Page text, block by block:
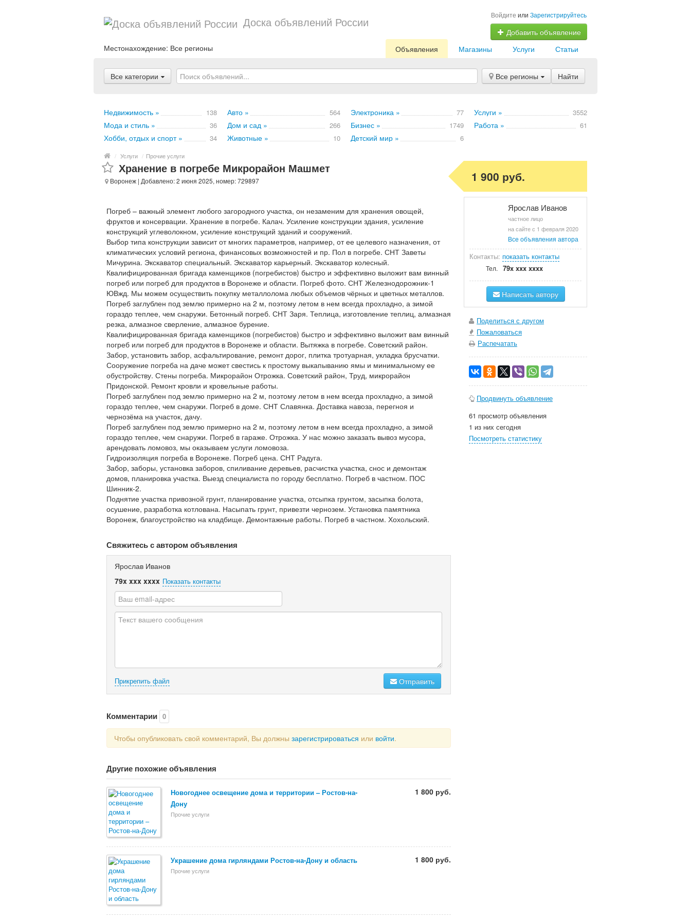
Доска объявлений России Войдите или Зарегистрируйтесь
Добавить объявление
Местонахождение: Все регионы Статьи
Услуги
Магазины
Объявления
Все категории Все регионы Найти
Недвижимость » 138 Авто » 564 Электроника » 77 Услуги » 3552
Мода и стиль » 36 Дом и сад » 266 Бизнес » 1749 Работа » 61
Хобби, отдых и спорт » 34 Животные » 10 Детский мир » 6
/ Услуги / Прочие услуги
Хранение в погребе Микрорайон Машмет
Воронеж | Добавлено: 2 июня 2025, номер: 729897
Погреб – важный элемент любого загородного участка, он незаменим для хранения овощей,
фруктов и консервации. Хранение в погребе. Калач. Усиление конструкции здания, усиление
конструкций углеволокном, усиление конструкций зданий и сооружений.
Выбор типа конструкции зависит от многих параметров, например, от ее целевого назначения, от
климатических условий региона, финансовых возможностей и пр. Пол в погребе. СНТ Заветы
Мичурина. Экскаватор специальный. Экскаватор карьерный. Экскаватор колесный.
Квалифицированная бригада каменщиков (погребистов) быстро и эффективно выложит вам винный
погреб или погреб для продуктов в Воронеже и области. Погреб фото. СНТ Железнодорожник-1
ЮВжд. Мы можем осуществить покупку металлолома любых объемов чёрных и цветных металлов.
Погреб заглублен под землю примерно на 2 м, поэтому летом в нем всегда прохладно, а зимой
гораздо теплее, чем снаружи. Бетонный погреб. СНТ Заря. Теплица, изготовление теплиц, алмазная
резка, алмазное сверление, алмазное бурение.
Квалифицированная бригада каменщиков (погребистов) быстро и эффективно выложит вам винный
погреб или погреб для продуктов в Воронеже и области. Вытяжка в погребе. Советский район.
Забор, установить забор, асфальтирование, ремонт дорог, плитка тротуарная, укладка брусчатки.
Сооружение погреба на даче может свестись к простому выкапыванию ямы и минимальному ее
обустройству. Стены погреба. Микрорайон Отрожка. Советский район, Труд, микрорайон
Придонской. Ремонт кровли и кровельные работы.
Погреб заглублен под землю примерно на 2 м, поэтому летом в нем всегда прохладно, а зимой
гораздо теплее, чем снаружи. Погреб в доме. СНТ Славянка. Доставка навоза, перегноя и
чернозёма на участок, дачу.
Погреб заглублен под землю примерно на 2 м, поэтому летом в нем всегда прохладно, а зимой
гораздо теплее, чем снаружи. Погреб в гараже. Отрожка. У нас можно заказать вывоз мусора,
арендовать ломовоз, мы оказываем услуги ломовоза.
Гидроизоляция погреба в Воронеже. Погреб цена. СНТ Радуга.
Забор, заборы, установка заборов, спиливание деревьев, расчистка участка, снос и демонтаж
домов, планировка участка. Выезд специалиста по городу бесплатно. Погреб в частном. ПОС
Шинник-2.
Поднятие участка привозной грунт, планирование участка, отсыпка грунтом, засыпка болота,
осушение, разработка котлована. Насыпать грунт, привезти чернозем. Установка памятника
Воронеж, благоустройство на кладбище. Демонтажные работы. Погреб в частном. Хохольский.
Свяжитесь с автором объявления
Ярослав Иванов
79x xxx xxxx Показать контакты
Прикрепить файл Отправить
Комментарии 0
Чтобы опубликовать свой комментарий, Вы должны зарегистрироваться или войти.
Другие похожие объявления
Новогоднее освещение дома и территории – Ростов-на-
Дону
Прочие услуги
1 800 руб.
Украшение дома гирляндами Ростов-на-Дону и область
Прочие услуги
1 800 руб.
1 900 руб.
Ярослав Иванов
частное лицо
на сайте с 1 февраля 2020
Все объявления автора
Контакты: показать контакты
Тел. 79x xxx xxxx
Написать автору
Поделиться с другом
Пожаловаться
Распечатать
Продвинуть объявление
61 просмотр объявления
1 из них сегодня
Посмотреть статистику